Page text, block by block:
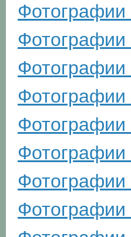
Фотографии
Фотографии
Фотографии
Фотографии
Фотографии